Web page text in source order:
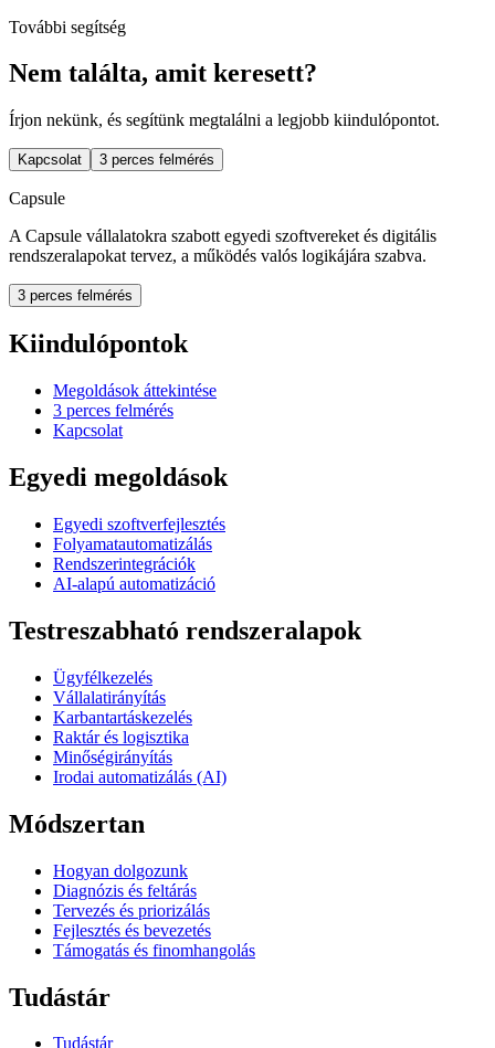
További segítség
Nem találta, amit keresett?
Írjon nekünk, és segítünk megtalálni a legjobb kiindulópontot.
Kapcsolat 3 perces felmérés
Capsule
A Capsule vállalatokra szabott egyedi szoftvereket és digitális
rendszeralapokat tervez, a működés valós logikájára szabva.
3 perces felmérés
Kiindulópontok
Megoldások áttekintése
3 perces felmérés
Kapcsolat
Egyedi megoldások
Egyedi szoftverfejlesztés
Folyamatautomatizálás
Rendszerintegrációk
AI-alapú automatizáció
Testreszabható rendszeralapok
Ügyfélkezelés
Vállalatirányítás
Karbantartáskezelés
Raktár és logisztika
Minőségirányítás
Irodai automatizálás (AI)
Módszertan
Hogyan dolgozunk
Diagnózis és feltárás
Tervezés és priorizálás
Fejlesztés és bevezetés
Támogatás és finomhangolás
Tudástár
Tudástár